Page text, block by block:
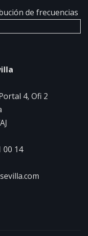
de frecuencias
4, Ofi 2
00 14